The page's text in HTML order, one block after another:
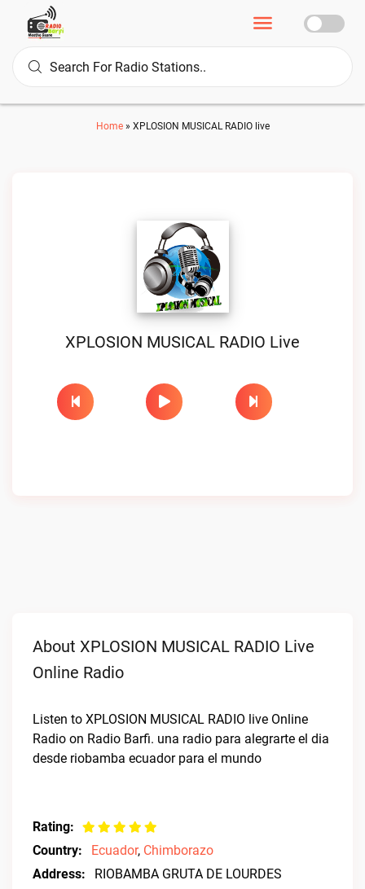
Home» XPLOSION MUSICAL RADIO live
XPLOSION MUSICAL RADIO Live
About XPLOSION MUSICAL RADIO Live
Online Radio
Listen to XPLOSION MUSICAL RADIO live Online
Radio on Radio Barfi. una radio para alegrarte el dia
desde riobamba ecuador para el mundo
Rating:
Country:
Ecuador, Chimborazo
Address:
RIOBAMBA GRUTA DE LOURDES